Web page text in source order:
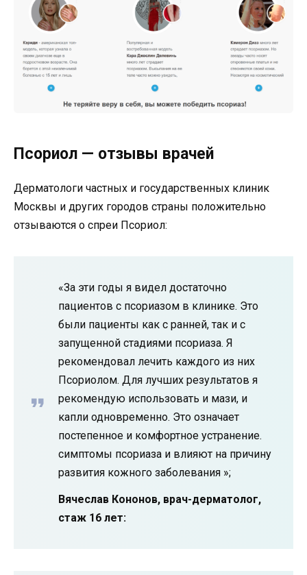
Псориол — отзывы врачей
Дерматологи частных и государственных клиник
Москвы и других городов страны положительно
отзываются о спреи Псориол:
«За эти годы я видел достаточно
пациентов с псориазом в клинике. Это
были пациенты как с ранней, так и с
запущенной стадиями псориаза. Я
рекомендовал лечить каждого из них
Псориолом. Для лучших результатов я
рекомендую использовать и мази, и
капли одновременно. Это означает
постепенное и комфортное устранение.
симптомы псориаза и влияют на причину
развития кожного заболевания »;
Вячеслав Кононов, врач-дерматолог,
стаж 16 лет: